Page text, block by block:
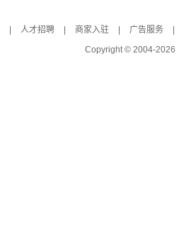
人才招聘 商家入驻 广告服务
Copyright © 2004-2026